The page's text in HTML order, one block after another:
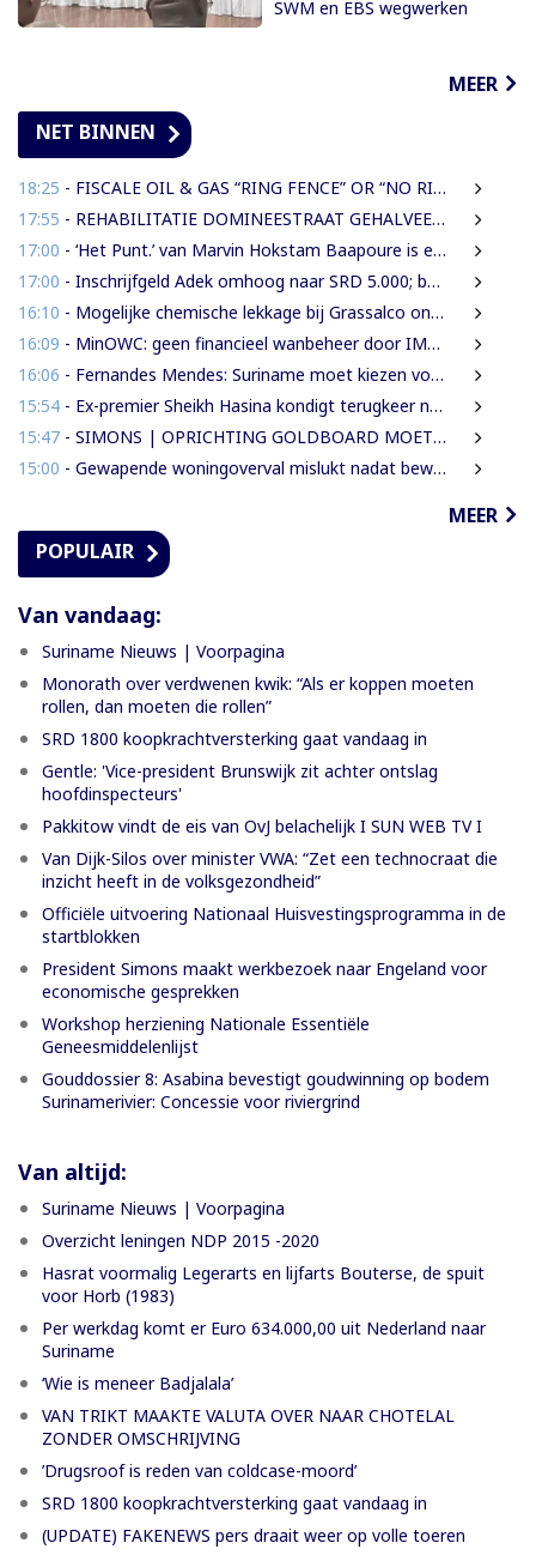
SWM en EBS wegwerken
MEER
NET BINNEN
18:25 - FISCALE OIL & GAS “RING FENCE” OR “NO RING FENCE”? THAT IS THE QUESTION!
17:55 - REHABILITATIE DOMINEESTRAAT GEHALVEERD TOT TWEE WEKEN NA ERNSTIGE VERKEERSCHAOS
17:00 - ‘Het Punt.’ van Marvin Hokstam Baapoure is een thriller die je niet meer loslaat
17:00 - Inschrijfgeld Adek omhoog naar SRD 5.000; betalingsregeling van drie naar twee termijnen
16:10 - Mogelijke chemische lekkage bij Grassalco onderzocht als oorzaak vissterfte
16:09 - MinOWC: geen financieel wanbeheer door IMEAO-2-directeur, wel procedurele fouten
16:06 - Fernandes Mendes: Suriname moet kiezen voor presidentieel of parlementair stelsel
15:54 - Ex-premier Sheikh Hasina kondigt terugkeer naar Bangladesh aan ondanks doodstraf
15:47 - SIMONS | OPRICHTING GOLDBOARD MOET GOUDSECTOR ORDENEN EN STAATSINKOMSTEN VERHOGEN
15:00 - Gewapende woningoverval mislukt nadat bewoners en buren alarm slaan
MEER
POPULAIR
Van vandaag:
Suriname Nieuws | Voorpagina
Monorath over verdwenen kwik: “Als er koppen moeten
rollen, dan moeten die rollen”
SRD 1800 koopkrachtversterking gaat vandaag in
Gentle: 'Vice-president Brunswijk zit achter ontslag
hoofdinspecteurs'
Pakkitow vindt de eis van OvJ belachelijk I SUN WEB TV I
Van Dijk-Silos over minister VWA: “Zet een technocraat die
inzicht heeft in de volksgezondheid”
Officiële uitvoering Nationaal Huisvestingsprogramma in de
startblokken
President Simons maakt werkbezoek naar Engeland voor
economische gesprekken
Workshop herziening Nationale Essentiële
Geneesmiddelenlijst
Gouddossier 8: Asabina bevestigt goudwinning op bodem
Surinamerivier: Concessie voor riviergrind
Van altijd:
Suriname Nieuws | Voorpagina
Overzicht leningen NDP 2015 -2020
Hasrat voormalig Legerarts en lijfarts Bouterse, de spuit
voor Horb (1983)
Per werkdag komt er Euro 634.000,00 uit Nederland naar
Suriname
‘Wie is meneer Badjalala’
VAN TRIKT MAAKTE VALUTA OVER NAAR CHOTELAL
ZONDER OMSCHRIJVING
’Drugsroof is reden van coldcase-moord’
SRD 1800 koopkrachtversterking gaat vandaag in
(UPDATE) FAKENEWS pers draait weer op volle toeren